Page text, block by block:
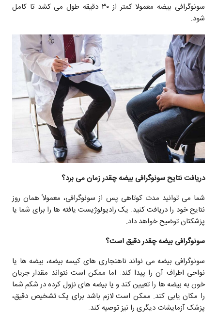
سونوگرافی بیضه معمولا کمتر از ۳۰ دقیقه طول می کشد تا کامل
شود.
دریافت نتایح سونوگرافی بیضه چقدر زمان می برد؟
شما می توانید مدت کوتاهی پس از سونوگرافی، معمولاً همان روز
نتایح خود را دریافت کنید. یک رادیولوژیست یافته ها را برای شما یا
پزشکتان‌ توضیح خواهد داد.
سونوگرافی بیضه چقدر دقیق است؟
سونوگرافی بیضه می نواند ناهنجاری های کیسه بیضه، بیضه ها یا
نواحی اطراف آن را پیدا کند. اما ممکن است نتواند مقدار جریان
خون به بیضه ها را تعیین کند و یا بیضه های نزول کرده در شکم شما
را مکان یابی کند. ممکن است لازم باشد برای یک تشخیص دقیق،
پزشک آزمایشات دیگری را نیز توصیه کند.